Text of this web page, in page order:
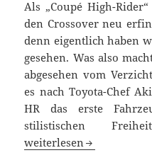
Als „Coupé High-
den Crossover neu
denn eigentlich haben
gesehen. Was also
abgesehen vom
es nach Toyota-Chef
HR das erste
stilistischen
Toyota C-HR: die
weiterlesen